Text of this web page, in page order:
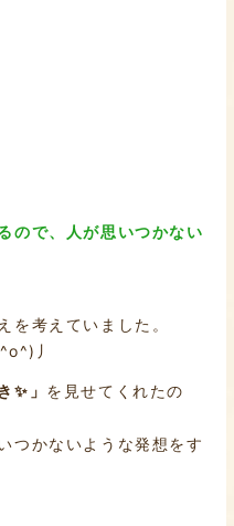
ので、人が思いつかない
を考えていました。
丿
✨」 を見せてくれたの
つかないような発想をす